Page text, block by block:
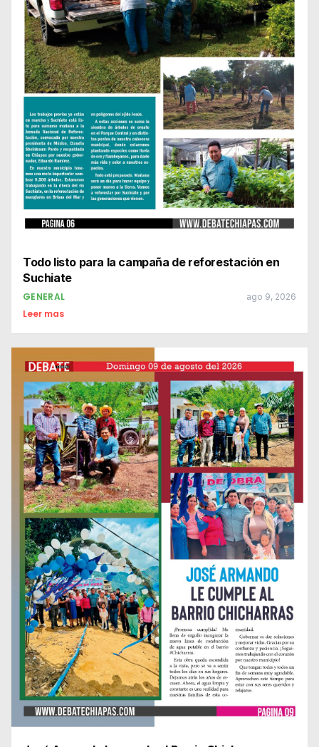
Todo listo para la campaña de reforestación en
Suchiate
GENERAL ago 9, 2026
Leer mas